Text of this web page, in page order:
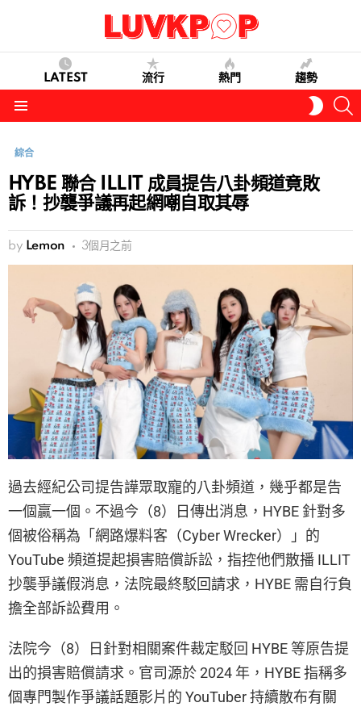
LATEST 流行 熱門 趨勢
SKIN
綜合
HYBE 聯合 ILLIT 成員提告八卦頻道竟敗
訴！抄襲爭議再起網嘲自取其辱
by Lemon 3個月之前
過去經紀公司提告譁眾取寵的八卦頻道，幾乎都是告
一個贏一個。不過今（8）日傳出消息，HYBE 針對多
個被俗稱為「網路爆料客（Cyber Wrecker）」的
YouTube 頻道提起損害賠償訴訟，指控他們散播 ILLIT
抄襲爭議假消息，法院最終駁回請求，HYBE 需自行負
擔全部訴訟費用。
法院今（8）日針對相關案件裁定駁回 HYBE 等原告提
出的損害賠償請求。官司源於 2024 年，HYBE 指稱多
個專門製作爭議話題影片的 YouTuber 持續散布有關